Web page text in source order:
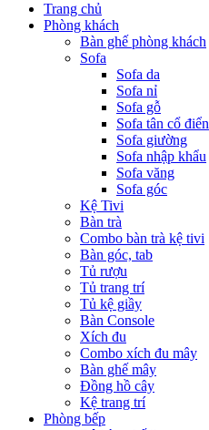
Trang chủ
Phòng khách
Bàn ghế phòng khách
Sofa
Sofa da
Sofa nỉ
Sofa gỗ
Sofa tân cổ điển
Sofa giường
Sofa nhập khẩu
Sofa văng
Sofa góc
Kệ Tivi
Bàn trà
Combo bàn trà kệ tivi
Bàn góc, tab
Tủ rượu
Tủ trang trí
Tủ kệ giầy
Bàn Console
Xích đu
Combo xích đu mây
Bàn ghế mây
Đồng hồ cây
Kệ trang trí
Phòng bếp